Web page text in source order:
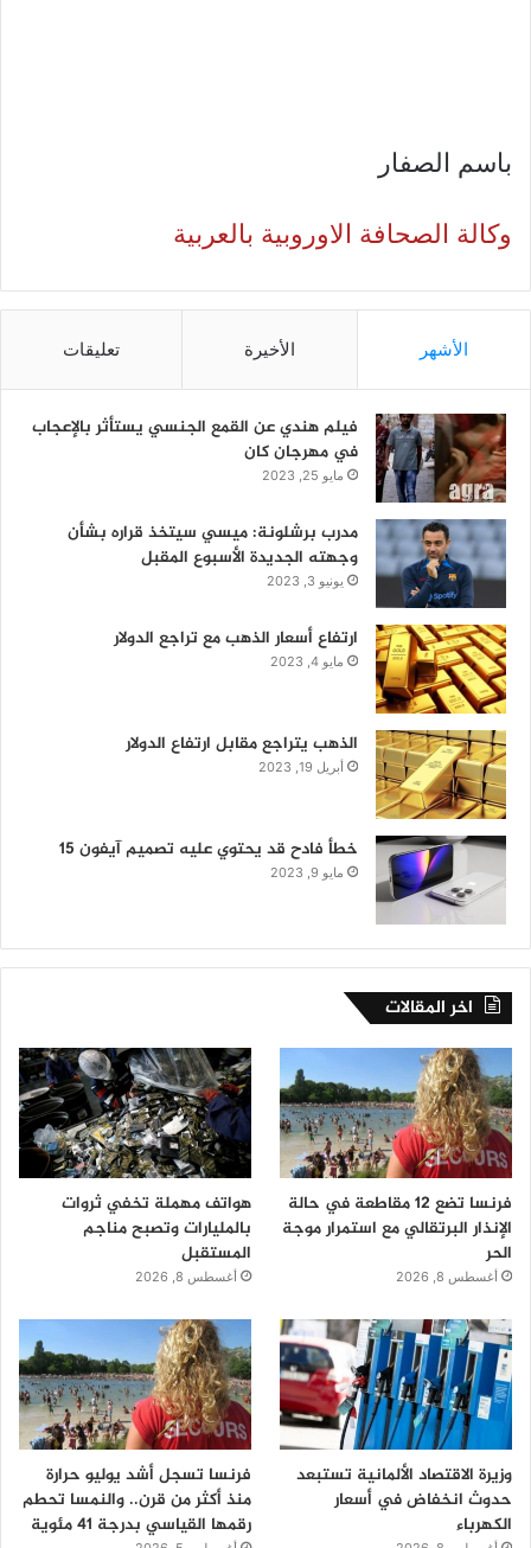
باسم الصفار
وكالة الصحافة الاوروبية بالعربية
الأشهر الأخيرة تعليقات
فيلم هندي عن القمع الجنسي يستأثر بالإعجاب
في مهرجان كان
مايو 25, 2023
مدرب برشلونة: ميسي سيتخذ قراره بشأن
وجهته الجديدة الأسبوع المقبل
يونيو 3, 2023
ارتفاع أسعار الذهب مع تراجع الدولار
مايو 4, 2023
الذهب يتراجع مقابل ارتفاع الدولار
أبريل 19, 2023
خطأ فادح قد يحتوي عليه تصميم آيفون 15
مايو 9, 2023
اخر المقالات
فرنسا تضع 12 مقاطعة في حالة
الإنذار البرتقالي مع استمرار موجة
الحر
أغسطس 8, 2026
هواتف مهملة تخفي ثروات
بالمليارات وتصبح مناجم
المستقبل
أغسطس 8, 2026
وزيرة الاقتصاد الألمانية تستبعد
حدوث انخفاض في أسعار
الكهرباء
فرنسا تسجل أشد يوليو حرارة
منذ أكثر من قرن.. والنمسا تحطم
رقمها القياسي بدرجة 41 مئوية